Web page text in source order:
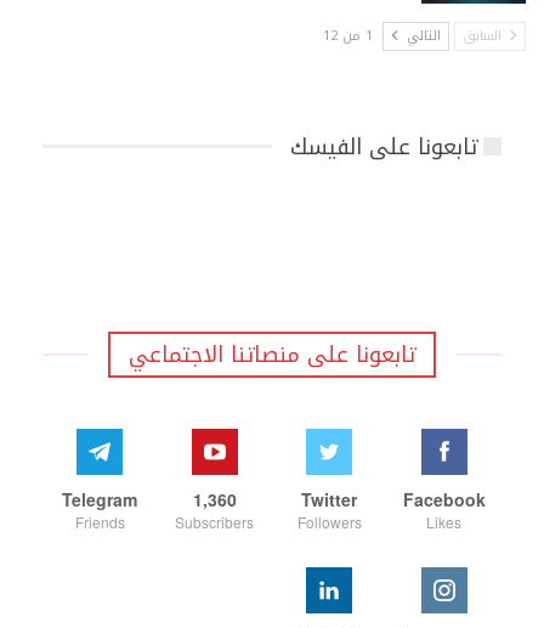
السابق التالي 1 من 12
تابعونا على الفيسك
تابعونا على منصاتنا الاجتماعي
Facebook
Likes
Twitter
Followers
1,360
Subscribers
Telegram
Friends